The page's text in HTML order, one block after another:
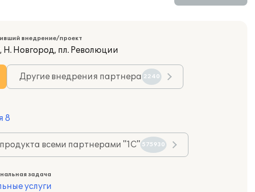
внедрение/проект
Новгород, пл. Революции
Другие внедрения партнера 2240
8
всеми партнерами "1С" 575930
задача
услуги